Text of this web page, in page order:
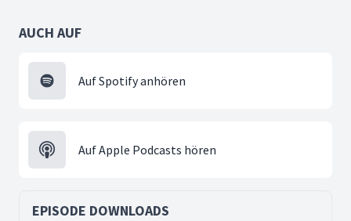
AUCH AUF
Auf Spotify anhören
Auf Apple Podcasts hören
EPISODE DOWNLOADS